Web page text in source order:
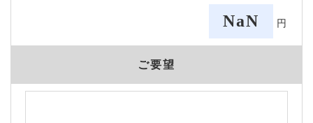
NaN 円
ご要望